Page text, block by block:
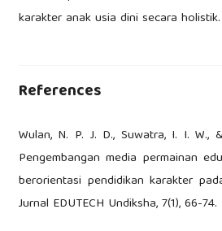
karakter anak usia dini secara holistik.
References
Wulan, N. P. J. D., Suwatra, I. I. W.,
Pengembangan media permainan
berorientasi pendidikan karakter
Jurnal EDUTECH Undiksha, 7(1), 66-74.